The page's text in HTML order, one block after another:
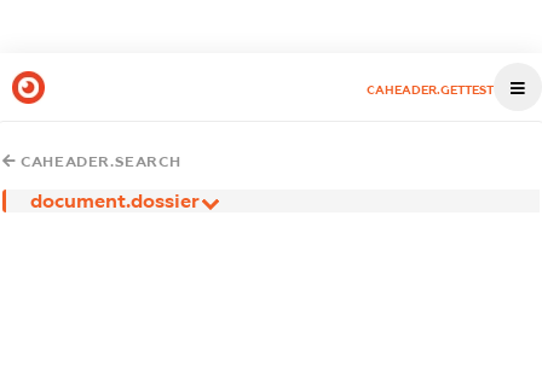
CAHEADER.GETTEST
CAHEADER.SEARCH
document.dossier